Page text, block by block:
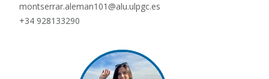
montserrar.aleman101@alu.ulpgc.es
+34 928133290